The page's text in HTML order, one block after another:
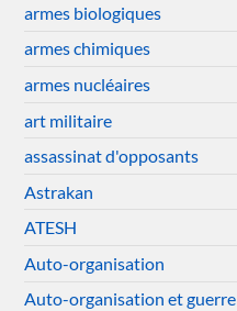
armes biologiques
armes chimiques
armes nucléaires
art militaire
assassinat d'opposants
Astrakan
ATESH
Auto-organisation
Auto-organisation et guerre